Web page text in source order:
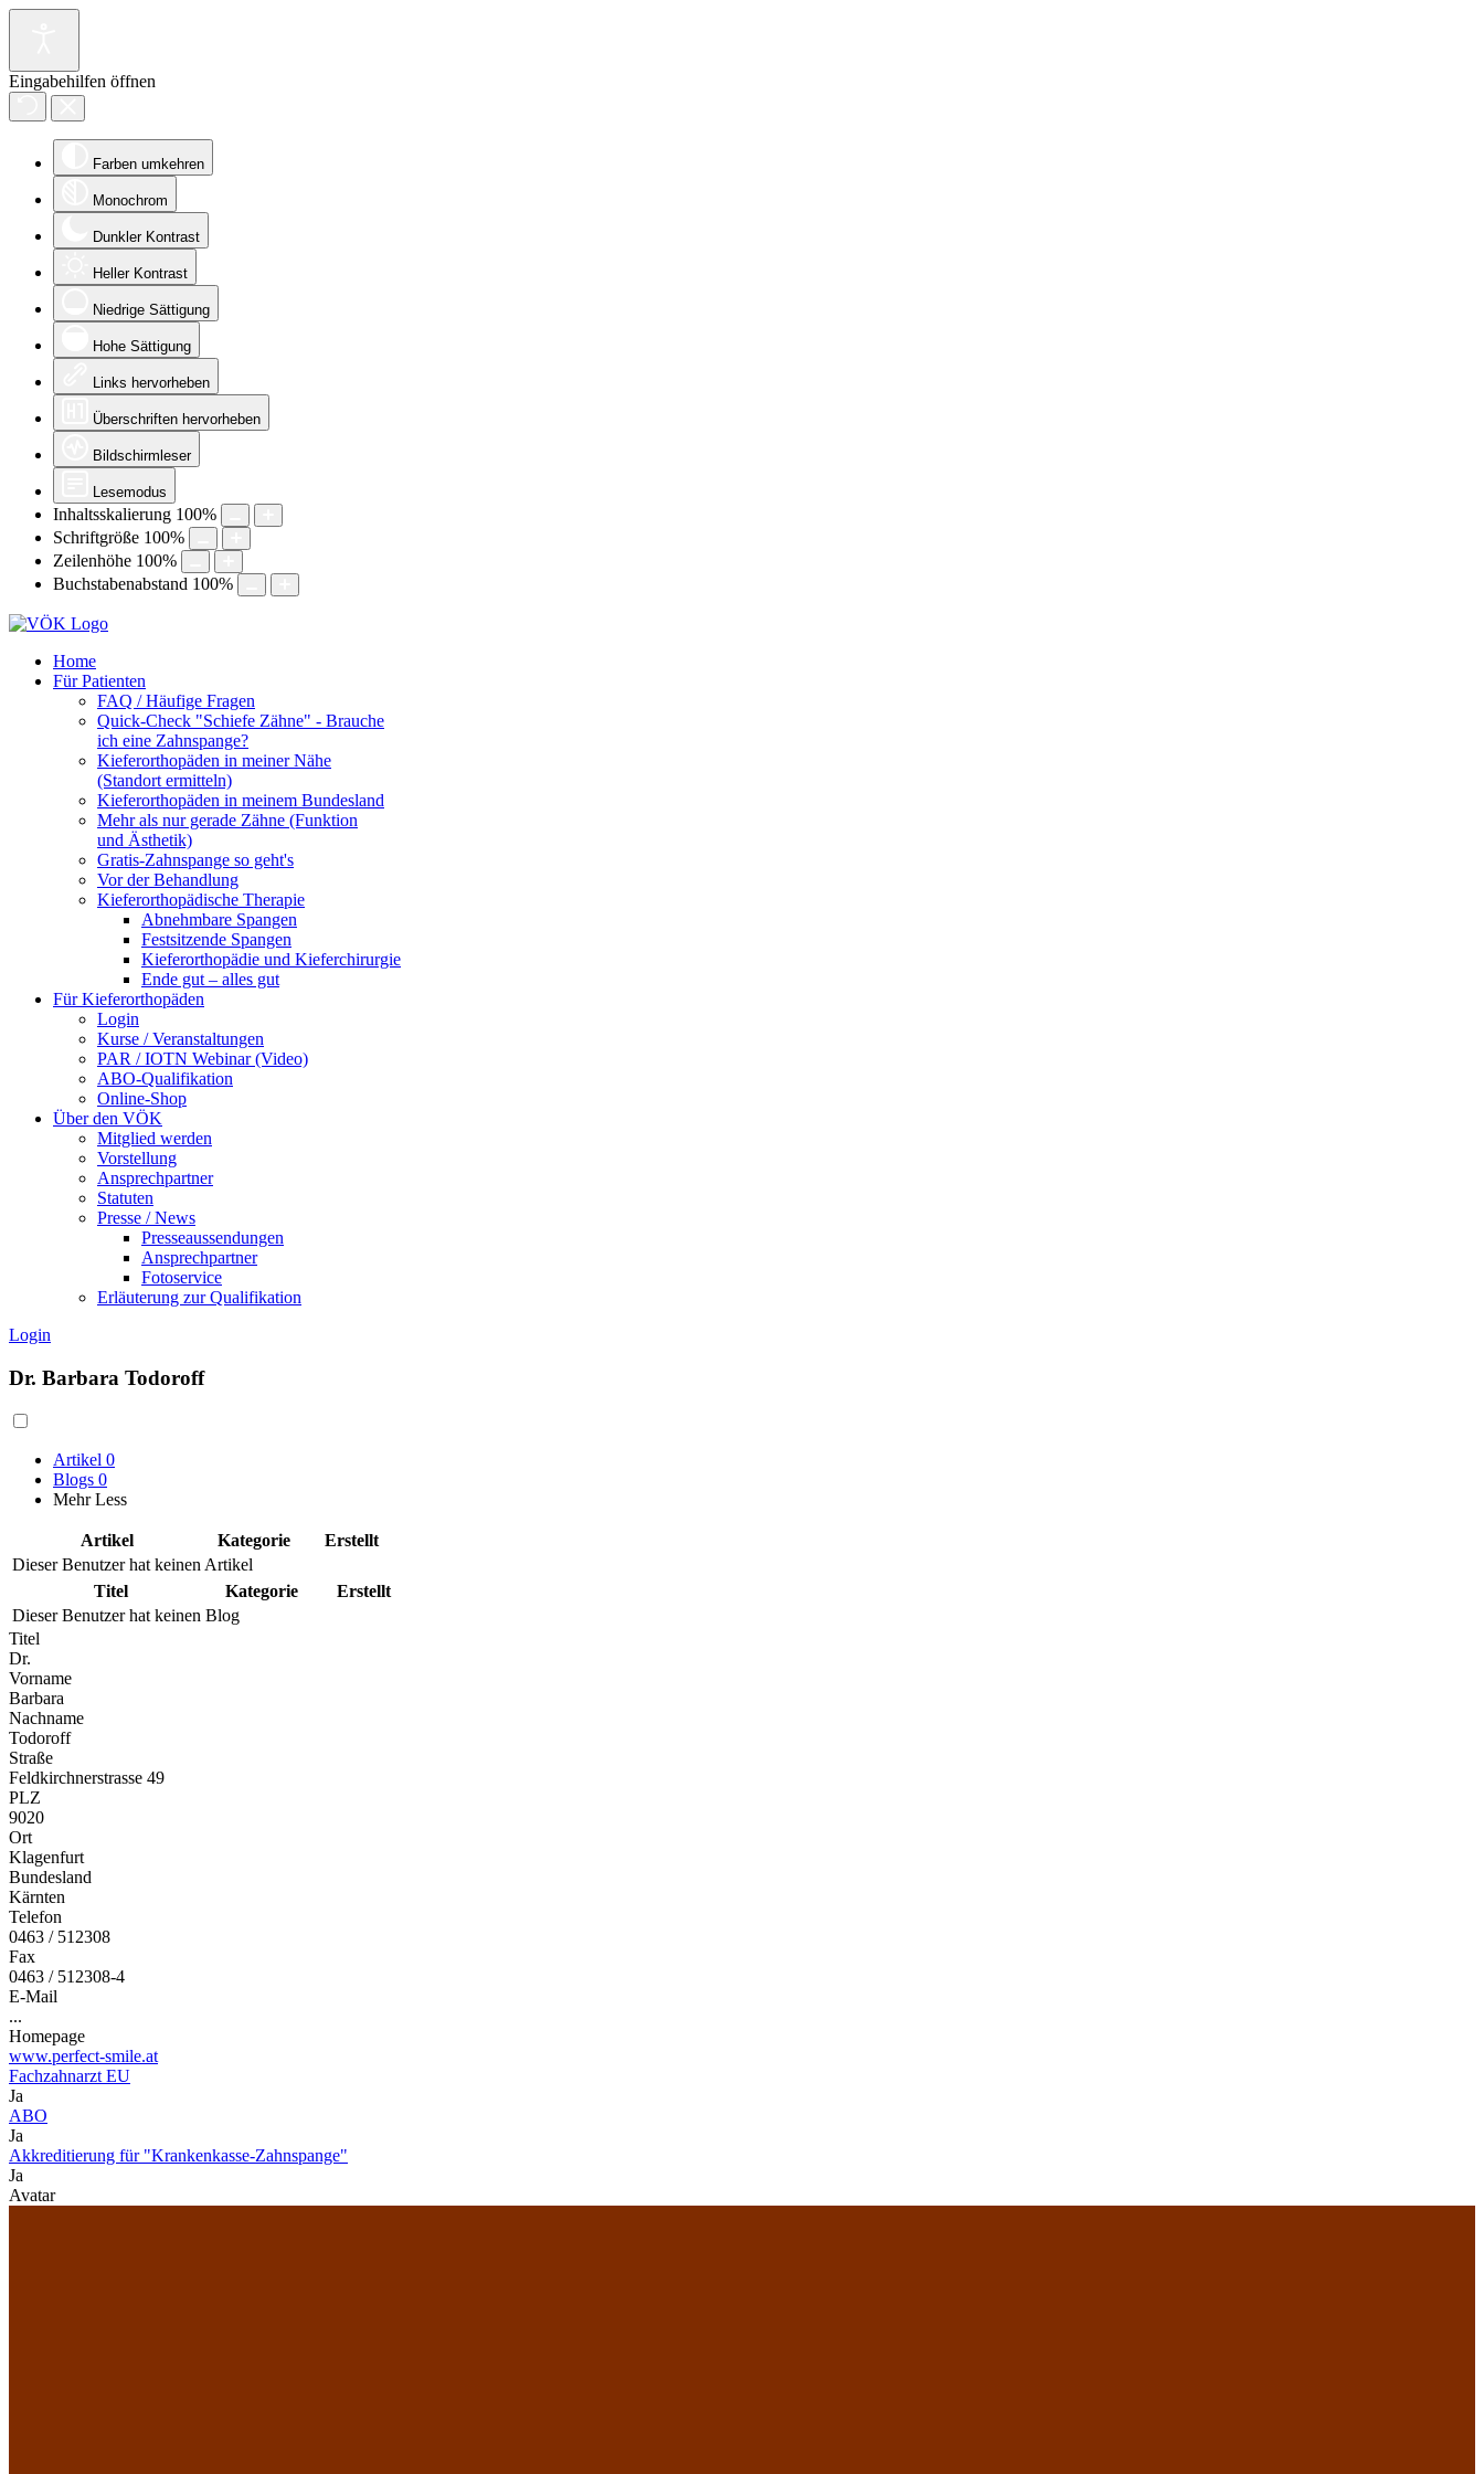
Eingabehilfen öffnen
Farben umkehren
Monochrom
Dunkler Kontrast
Heller Kontrast
Niedrige Sättigung
Hohe Sättigung
Links hervorheben
Überschriften hervorheben
Bildschirmleser
Lesemodus
Inhaltsskalierung 100%
Schriftgröße 100%
Zeilenhöhe 100%
Buchstabenabstand 100%
Home
Für Patienten
FAQ / Häufige Fragen
Quick-Check "Schiefe Zähne" - Brauche
ich eine Zahnspange?
Kieferorthopäden in meiner Nähe
(Standort ermitteln)
Kieferorthopäden in meinem Bundesland
Mehr als nur gerade Zähne (Funktion
und Ästhetik)
Gratis-Zahnspange so geht's
Vor der Behandlung
Kieferorthopädische Therapie
Abnehmbare Spangen
Festsitzende Spangen
Kieferorthopädie und Kieferchirurgie
Ende gut – alles gut
Für Kieferorthopäden
Login
Kurse / Veranstaltungen
PAR / IOTN Webinar (Video)
ABO-Qualifikation
Online-Shop
Über den VÖK
Mitglied werden
Vorstellung
Ansprechpartner
Statuten
Presse / News
Presseaussendungen
Ansprechpartner
Fotoservice
Erläuterung zur Qualifikation
Login
Dr. Barbara Todoroff
Artikel 0
Blogs 0
Mehr Less
Artikel Kategorie
Erstellt
Dieser Benutzer hat keinen Artikel
Titel
Kategorie
Erstellt
Dieser Benutzer hat keinen Blog
Titel
Dr.
Vorname
Barbara
Nachname
Todoroff
Straße
Feldkirchnerstrasse 49
PLZ
9020
Ort
Klagenfurt
Bundesland
Kärnten
Telefon
0463 / 512308
Fax
0463 / 512308-4
E-Mail
...
Homepage
www.perfect-smile.at
Fachzahnarzt EU
Ja
ABO
Ja
Akkreditierung für "Krankenkasse-Zahnspange"
Ja
Avatar